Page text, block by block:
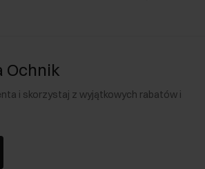
Ochnik
i skorzystaj z wyjątkowych rabatów i